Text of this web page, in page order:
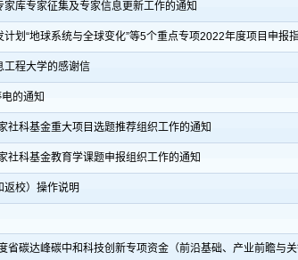
库专家征集及专家信息更新工作的通知
划“地球系统与全球变化”等5个重点专项2022年度项目申报
工程大学的感谢信
的通知
社科基金重大项目选题推荐组织工作的通知
社科基金教育学课题申报组织工作的通知
返校）操作说明
省碳达峰碳中和科技创新专项资金（前沿基础、产业前瞻与